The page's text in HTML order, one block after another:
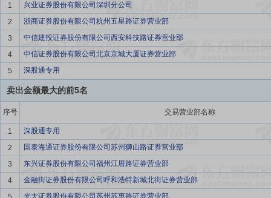
1
兴业证券股份有限公司深圳分公司
2
浙商证券股份有限公司杭州五星路证券营业部
3
中信建投证券股份有限公司西安科技路证券营业部
4
中信证券股份有限公司北京京城大厦证券营业部
5
深股通专用
卖出金额最大的前5名
序号 交易营业部名称
1
深股通专用
2
国泰海通证券股份有限公司苏州狮山路证券营业部
3
东兴证券股份有限公司福州江厝路证券营业部
4
金融街证券股份有限公司呼和浩特新城北街证券营业部
光大证券股份有限公司苏州苏惠路证券营业部